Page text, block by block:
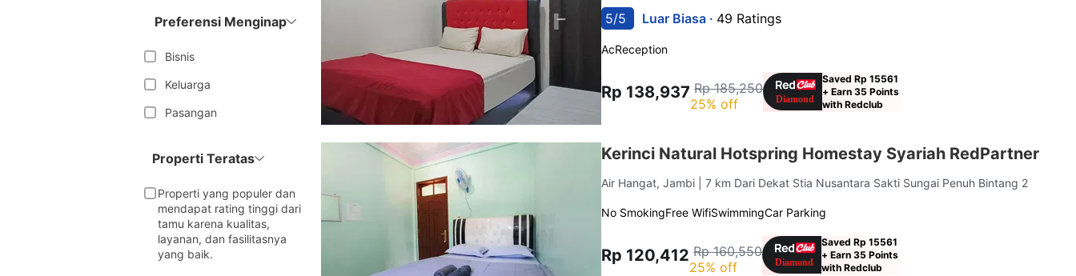
Preferensi Menginap
Bisnis
Keluarga
Pasangan
Properti Teratas
Properti yang populer dan
mendapat rating tinggi dari
tamu karena kualitas,
layanan, dan fasilitasnya
yang baik.
5/5 Luar Biasa · 49 Ratings
AcReception
Rp 138,937 Rp 185,250
25% off
Saved Rp 15561
+ Earn 35 Points
with Redclub
Kerinci Natural Hotspring Homestay Syariah RedPartner
Air Hangat, Jambi | 7 km Dari Dekat Stia Nusantara Sakti Sungai Penuh Bintang 2
No SmokingFree WifiSwimmingCar Parking
Rp 120,412 Rp 160,550
25% off
Saved Rp 15561
+ Earn 35 Points
with Redclub